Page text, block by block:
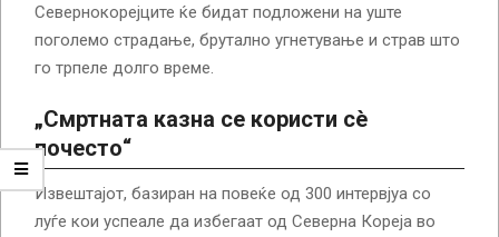
Севернокорејците ќе бидат подложени на уште
поголемо страдање, брутално угнетување и страв што
го трпеле долго време.
„Смртната казна се користи сè
почесто“
Извештајот, базиран на повеќе од 300 интервјуа со
луѓе кои успеале да избегаат од Северна Кореја во